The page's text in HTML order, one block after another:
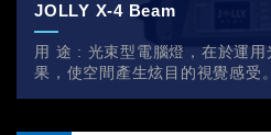
JOLLY X-4 Beam
用 途 : 光束型電腦燈，在於運用光束的線條及顏色交錯效
果，使空間產生炫目的視覺感受。